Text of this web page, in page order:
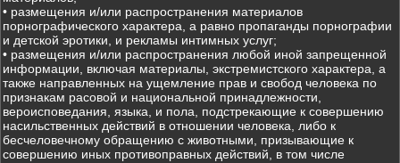
• размещения и/или распространения материалов
порнографического характера, а равно пропаганды порнографии
и детской эротики, и рекламы интимных услуг;
• размещения и/или распространения любой иной запрещенной
информации, включая материалы, экстремистского характера, а
также направленных на ущемление прав и свобод человека по
признакам расовой и национальной принадлежности,
вероисповедания, языка, и пола, подстрекающие к совершению
насильственных действий в отношении человека, либо к
бесчеловечному обращению с животными, призывающие к
совершению иных противоправных действий, в том числе